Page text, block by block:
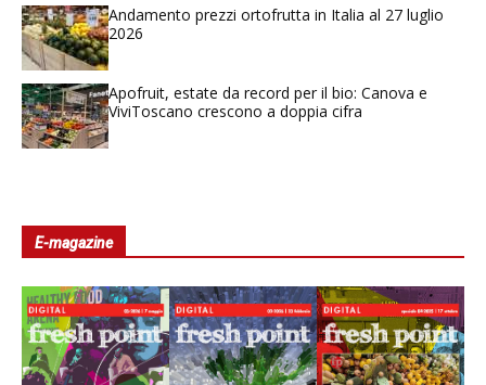
Andamento prezzi ortofrutta in Italia al 27 luglio
2026
Apofruit, estate da record per il bio: Canova e
ViviToscano crescono a doppia cifra
E-magazine